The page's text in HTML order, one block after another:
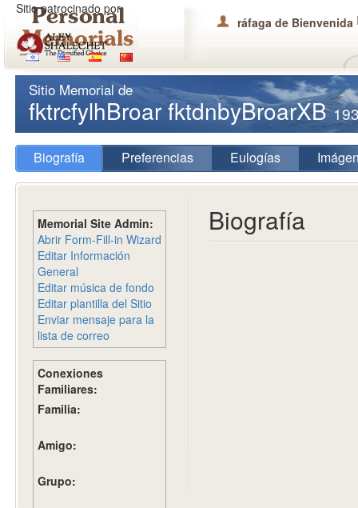
Sitio patrocinado por
ráfaga de Bienvenida
Sitio Memorial de
fktrcfylhBroar fktdnbyBroarXB
Biografía Preferencias Eulogías
Memorial Site Admin:
Abrir Form-Fill-in Wizard
Editar Información
General
Editar música de fondo
Editar plantilla del Sitio
Enviar mensaje para la
lista de correo
Conexiones
Familiares:
Familia:
Amigo:
Grupo:
Biografía